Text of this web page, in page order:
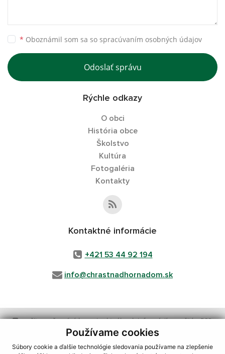
Používame cookies
Súbory cookie a ďalšie technológie sledovania používame na zlepšenie
* Oboznámil som sa so spracúvaním osobných údajov
Odoslať správu
Rýchle odkazy
O obci
História obce
Školstvo
Kultúra
Fotogaléria
Kontakty
Kontaktné informácie
+421 53 44 92 194
info@chrastnadhornadom.sk
využite možnosť získavania aktuálnych informácií s využitím RSS,
CMS systém (redakčný) systém ECHELON 2,Mapa stránok
wbx, s.r.o. domény registrácia domény
s.r.o.,technický prevádzkovateľ